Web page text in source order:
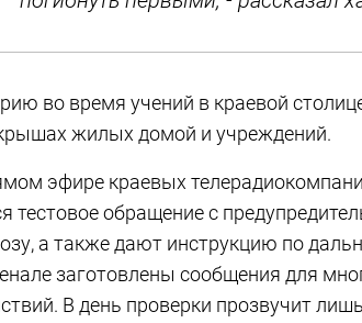
во время учений в краевой
жилых домой и учреждений.
эфире краевых
тестовое обращение с
а также дают инструкцию по
заготовлены сообщения для
В день проверки прозвучит